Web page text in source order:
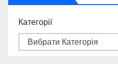
Категорії